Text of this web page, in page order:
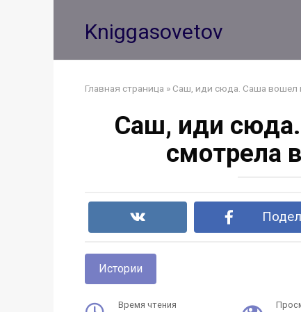
Kniggasovetov
Главная страница » Саш, иди сюда. Саша вошел
Саш, иди
смотрела
Истории
Время чтения